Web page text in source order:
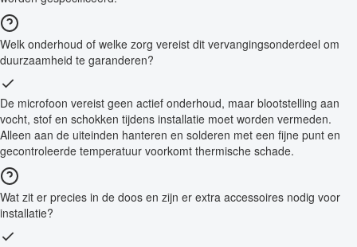
Welk onderhoud of welke zorg vereist dit vervangingsonderdeel om
duurzaamheid te garanderen?
De microfoon vereist geen actief onderhoud, maar blootstelling aan
vocht, stof en schokken tijdens installatie moet worden vermeden.
Alleen aan de uiteinden hanteren en solderen met een fijne punt en
gecontroleerde temperatuur voorkomt thermische schade.
Wat zit er precies in de doos en zijn er extra accessoires nodig voor
installatie?